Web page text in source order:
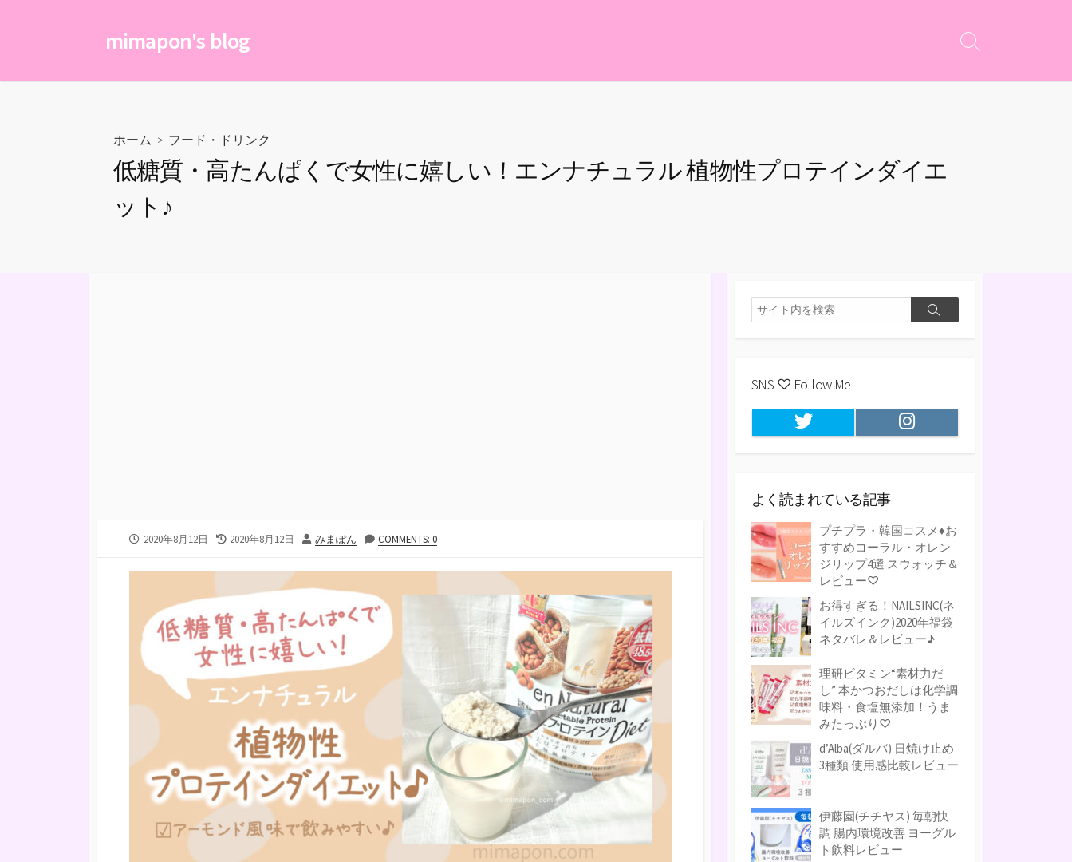
mimapon's blog
検
切
ホーム > フード・ドリンク
低糖質・高たんぱくで女性に嬉しい！エンナチュラル 植物性プロテインダイエ
ット♪
公
日
2020年8月12日
最
更
2020年8月12日
投
者
みまぽん COMMENTS: 0
検
索
検
SNS ♡ Follow Me
Twitter Instagram
よく読まれている記事
プチプラ・韓国コスメ♦お
すすめコーラル・オレン
ジリップ4選 スウォッチ＆
レビュー♡
お得すぎる！NAILSINC(ネ
イルズインク)2020年福袋
ネタバレ＆レビュー♪
理研ビタミン“素材力だ
し” 本かつおだしは化学調
味料・食塩無添加！うま
みたっぷり♡
d’Alba(ダルバ) 日焼け止め
3種類 使用感比較レビュー
伊藤園(チチヤス) 毎朝快
調 腸内環境改善 ヨーグル
ト飲料レビュー